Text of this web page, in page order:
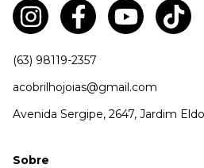
(63) 98119-2357
acobrilhojoias@gmail.com
Avenida Sergipe, 2647, Jardim
Sobre